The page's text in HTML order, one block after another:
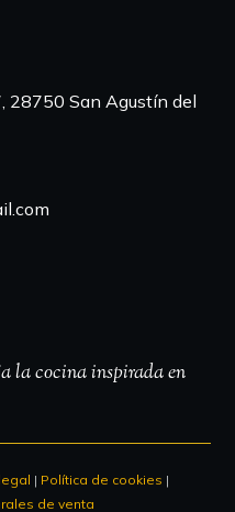
28750 San Agustín del
la cocina inspirada en
| Política de cookies |
de venta